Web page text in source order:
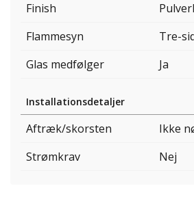
Finish
Flammesyn
Tre-
Glas medfølger
Ja
Installationsdetaljer
Aftræk/skorsten
Ikke
Strømkrav
Nej